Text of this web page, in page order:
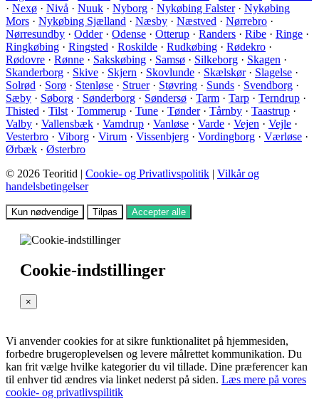
· Nexø · Nivå · Nuuk · Nyborg · Nykøbing Falster· Nykøbing
Mors · Nykøbing Sjælland · Næsby · Næstved · Nørrebro ·
Nørresundby · Odder· Odense · Otterup · Randers · Ribe · Ringe ·
Ringkøbing · Ringsted · Roskilde · Rudkøbing · Rødekro ·
Rødovre · Rønne · Sakskøbing · Samsø · Silkeborg · Skagen ·
Skanderborg · Skive · Skjern · Skovlunde · Skælskør· Slagelse ·
Solrød · Sorø · Stenløse · Struer· Støvring · Sunds · Svendborg ·
Sæby · Søborg · Sønderborg · Søndersø · Tarm · Tarp · Terndrup ·
Thisted · Tilst · Tommerup · Tune · Tønder· Tårnby · Taastrup ·
Valby · Vallensbæk · Vamdrup · Vanløse · Varde · Vejen · Vejle ·
Vesterbro · Viborg · Virum · Vissenbjerg · Vordingborg · Værløse ·
Ørbæk · Østerbro
© 2026 Teoritid | Cookie- og Privatlivspolitik | Vilkår og
handelsbetingelser
Kun nødvendige Tilpas Accepter alle
Cookie-indstillinger
×
Vi anvender cookies for at sikre funktionalitet på hjemmesiden,
forbedre brugeroplevelsen og levere målrettet kommunikation. Du
kan frit vælge hvilke kategorier du vil tillade. Dine præferencer kan
til enhver tid ændres via linket nederst på siden. Læs mere på vores
cookie- og privatlivspilitik